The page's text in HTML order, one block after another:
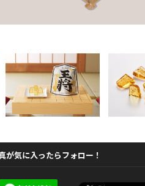
が気に入ったらフォロー！